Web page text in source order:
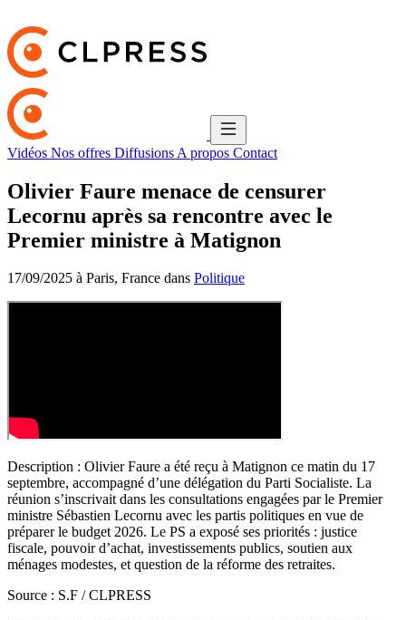
Vidéos Nos offres Diffusions A propos Contact
Olivier Faure menace de censurer
Lecornu après sa rencontre avec le
Premier ministre à Matignon
17/09/2025 à Paris, France dans Politique
Description : Olivier Faure a été reçu à Matignon ce matin du 17
septembre, accompagné d’une délégation du Parti Socialiste. La
réunion s’inscrivait dans les consultations engagées par le Premier
ministre Sébastien Lecornu avec les partis politiques en vue de
préparer le budget 2026. Le PS a exposé ses priorités : justice
fiscale, pouvoir d’achat, investissements publics, soutien aux
ménages modestes, et question de la réforme des retraites.
Source : S.F / CLPRESS